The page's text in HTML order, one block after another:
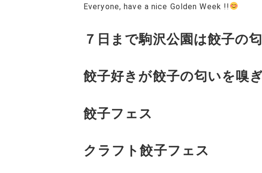
Everyone, have a nice Golden Week !!
７日まで駒沢公園は餃子の
餃子好きが餃子の匂いを嗅
餃子フェス
クラフト餃子フェス